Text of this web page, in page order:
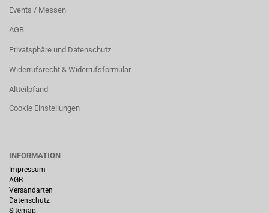
Events / Messen
AGB
Privatsphäre und Datenschutz
Widerrufsrecht & Widerrufsformular
Altteilpfand
Cookie Einstellungen
INFORMATION
Impressum
AGB
Versandarten
Datenschutz
Sitemap